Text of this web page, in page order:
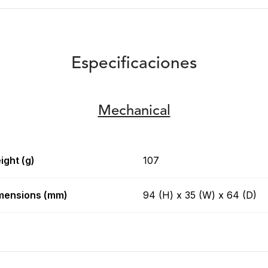
Especificaciones
Mechanical
(g) 107
(mm) 94 (H) x 35 (W) x 64 (D)